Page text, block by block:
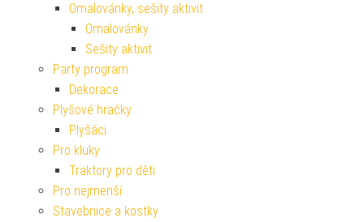
Omalovánky, sešity aktivit
Omalovánky
Sešity aktivit
Party program
Dekorace
Plyšové hračky
Plyšáci
Pro kluky
Traktory pro děti
Pro nejmenší
Stavebnice a kostky